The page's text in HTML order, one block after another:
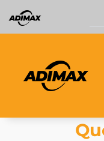
para
o